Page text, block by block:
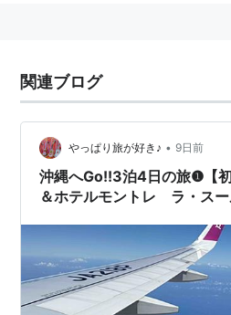
関連ブログ
やっぱり旅が好き♪ • 9日前
沖縄へGo!!3泊4日の旅❶【
＆ホテルモントレ ラ・スー